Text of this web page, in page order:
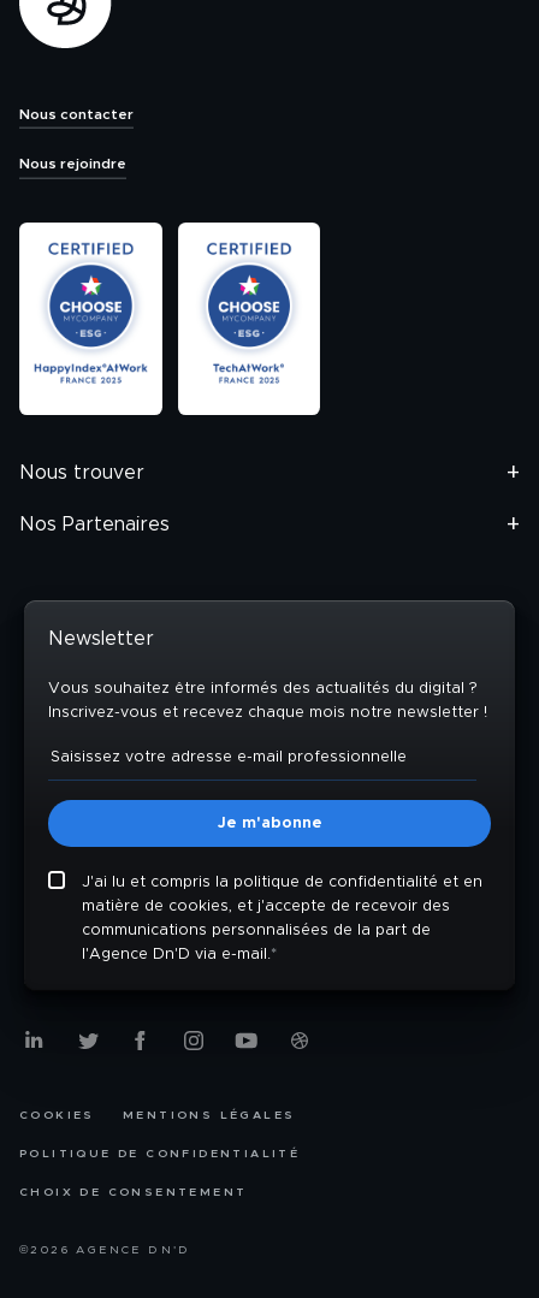
Nous contacter
Nous rejoindre
Nous trouver
Nos Partenaires
Newsletter
Vous souhaitez être informés des actualités du digital ?
Inscrivez-vous et recevez chaque mois notre newsletter !
J'ai lu et compris la politique de confidentialité et en
matière de cookies, et j'accepte de recevoir des
communications personnalisées de la part de
l'Agence Dn'D via e-mail.*
COOKIES MENTIONS LÉGALES
POLITIQUE DE CONFIDENTIALITÉ
CHOIX DE CONSENTEMENT
©2026 AGENCE DN'D